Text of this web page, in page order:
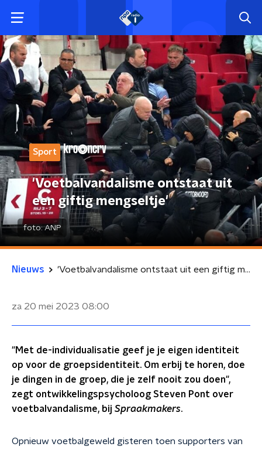
Sport
'Voetbalvandalisme ontstaat uit
een giftig mengseltje'
foto:ANP
Nieuws 'Voetbalvandalisme ontstaat uit een giftig mengseltje'
za 20 mei 2023 08:00
"Met de-individualisatie geef je je eigen identiteit
op voor de groepsidentiteit. Om erbij te horen, doe
je dingen in de groep, die je zelf nooit zou doen",
zegt ontwikkelingspsycholoog Steven Pont over
voetbalvandalisme, bij Spraakmakers.
Opnieuw voetbalgeweld gisteren toen supporters van